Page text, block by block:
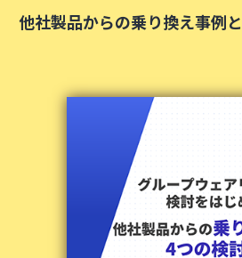
他社製品からの乗り換え事例